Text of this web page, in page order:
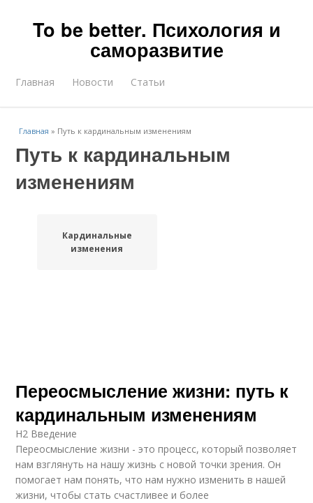
To be better. Психология и
саморазвитие
Главная Новости Статьи
Главная » Путь к кардинальным изменениям
Путь к кардинальным
изменениям
Кардинальные
изменения
Переосмысление жизни: путь к
кардинальным изменениям
H2 Введение
Переосмысление жизни - это процесс, который позволяет
нам взглянуть на нашу жизнь с новой точки зрения. Он
помогает нам понять, что нам нужно изменить в нашей
жизни, чтобы стать счастливее и более